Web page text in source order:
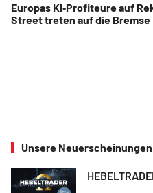
Europas KI‑Profiteure auf
Street treten auf die Bremse
Unsere Neuerscheinungen